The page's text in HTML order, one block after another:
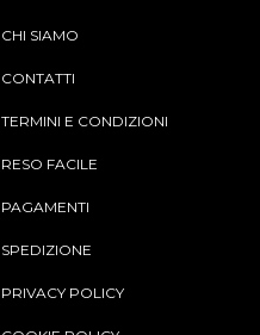
CHI SIAMO
CONTATTI
TERMINI E CONDIZIONI
RESO FACILE
PAGAMENTI
SPEDIZIONE
PRIVACY POLICY